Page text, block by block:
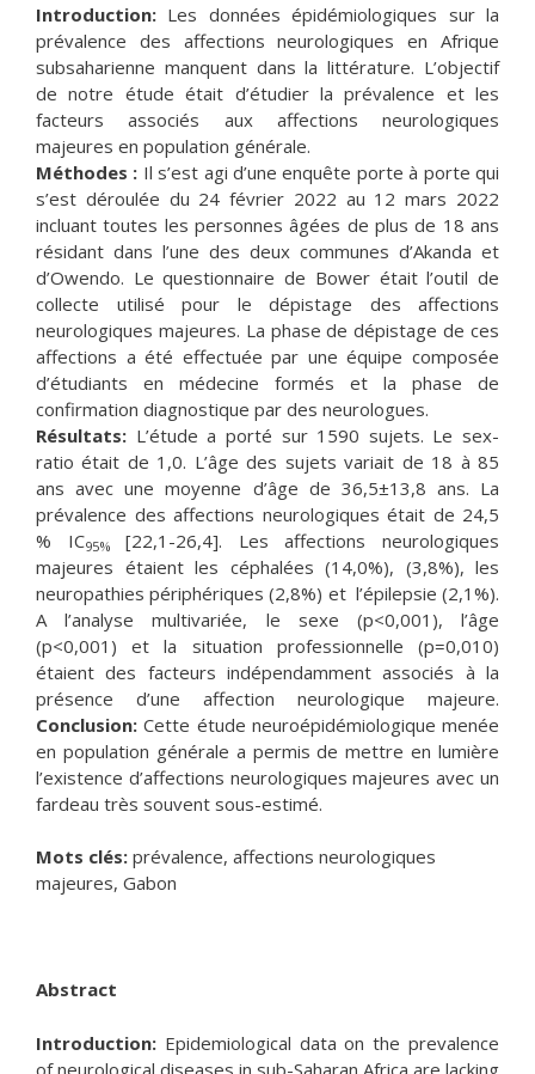
Introduction: Les données épidémiologiques sur la
prévalence des affections neurologiques en Afrique
subsaharienne manquent dans la littérature. L’objectif
de notre étude était d’étudier la prévalence et les
facteurs associés aux affections neurologiques
majeures en population générale.
Méthodes : Il s’est agi d’une enquête porte à porte qui
s’est déroulée du 24 février 2022 au 12 mars 2022
incluant toutes les personnes âgées de plus de 18 ans
résidant dans l’une des deux communes d’Akanda et
d’Owendo. Le questionnaire de Bower était l’outil de
collecte utilisé pour le dépistage des affections
neurologiques majeures. La phase de dépistage de ces
affections a été effectuée par une équipe composée
d’étudiants en médecine formés et la phase de
confirmation diagnostique par des neurologues.
Résultats: L’étude a porté sur 1590 sujets. Le sex-
ratio était de 1,0. L’âge des sujets variait de 18 à 85
ans avec une moyenne d’âge de 36,5±13,8 ans. La
prévalence des affections neurologiques était de 24,5
% IC95% [22,1-26,4]. Les affections neurologiques
majeures étaient les céphalées (14,0%), (3,8%), les
neuropathies périphériques (2,8%) et l’épilepsie (2,1%).
A l’analyse multivariée, le sexe (p<0,001), l’âge
(p<0,001) et la situation professionnelle (p=0,010)
étaient des facteurs indépendamment associés à la
présence d’une affection neurologique majeure.
Conclusion: Cette étude neuroépidémiologique menée
en population générale a permis de mettre en lumière
l’existence d’affections neurologiques majeures avec un
fardeau très souvent sous-estimé.
Mots clés: prévalence, affections neurologiques
majeures, Gabon
Abstract
Introduction: Epidemiological data on the prevalence
of neurological diseases in sub-Saharan Africa are lacking